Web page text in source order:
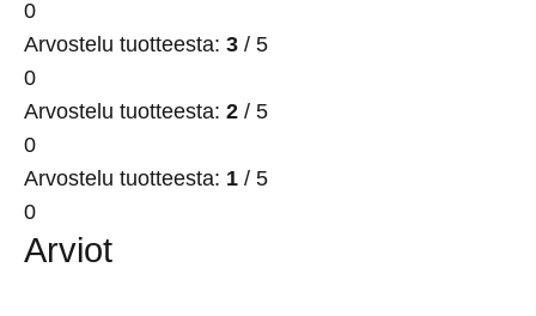
0
Arvostelu tuotteesta: 3 / 5
0
Arvostelu tuotteesta: 2 / 5
0
Arvostelu tuotteesta: 1 / 5
0
Arviot